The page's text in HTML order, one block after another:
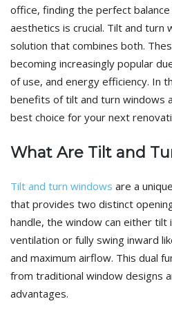
office, finding the perfect
aesthetics is crucial. Tilt and turn
solution that combines both.
becoming increasingly popular
of use, and energy efficiency. In
benefits of tilt and turn windows
best choice for your next
What Are Tilt and
Tilt and turn windows are a
that provides two distinct
handle, the window can either
ventilation or fully swing inward
and maximum airflow. This dual
from traditional window designs
advantages.